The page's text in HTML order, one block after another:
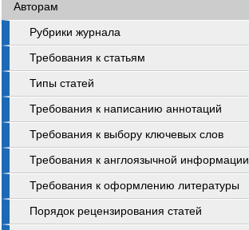
Авторам
Рубрики журнала
Требования к статьям
Типы статей
Требования к написанию аннотаций
Требования к выбору ключевых слов
Требования к англоязычной информации
Требования к оформлению литературы
Порядок рецензирования статей